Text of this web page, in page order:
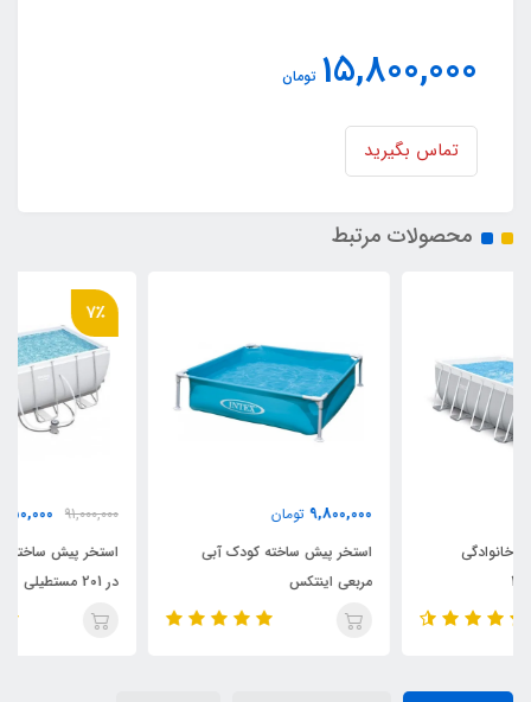
15,800,000 تومان
تماس بگیرید
محصولات مرتبط
استخر پیش ساخته کودک آبی
84,950,000 تومان
استخر پیش ساخته بست وی 412